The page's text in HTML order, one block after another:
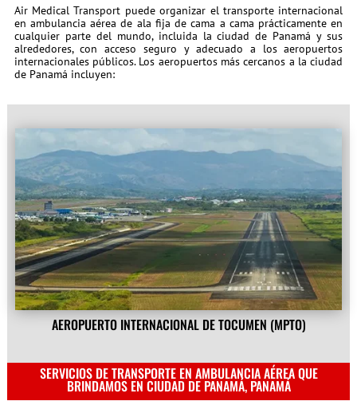
Air Medical Transport puede organizar el transporte internacional
en ambulancia aérea de ala fija de cama a cama prácticamente en
cualquier parte del mundo, incluida la ciudad de Panamá y sus
alrededores, con acceso seguro y adecuado a los aeropuertos
internacionales públicos. Los aeropuertos más cercanos a la ciudad
de Panamá incluyen:
AEROPUERTO INTERNACIONAL DE TOCUMEN (MPTO)
SERVICIOS DE TRANSPORTE EN AMBULANCIA AÉREA QUE
BRINDAMOS EN CIUDAD DE PANAMÁ, PANAMÁ